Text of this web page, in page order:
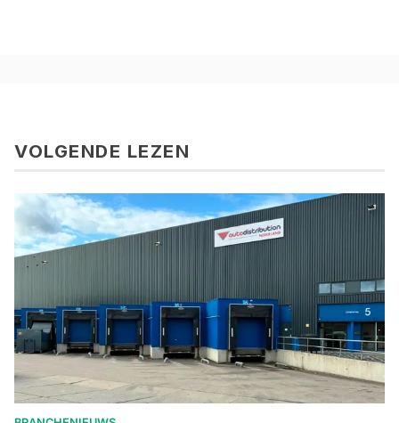
VOLGENDE LEZEN